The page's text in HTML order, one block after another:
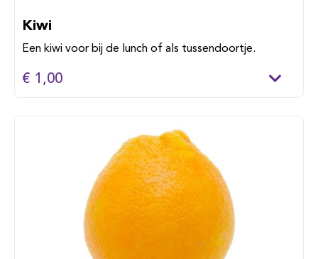
Kiwi
Een kiwi voor bij de lunch of als tussendoortje.
€ 1,00